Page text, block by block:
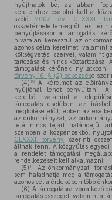
nyújthatók be, az abban
kérelemhez csatolni kell a
szóló 2007. évi CLXXXI.
összeférhetetlenségről és
benyújtásakor a támogatást
hivatalán keresztül az
azonos célra kérelmet, valamint
költségvetési szervei, valamint
tartozása és nincs köztartozása.
támogatást kérőnek
törvény 16. § (2) bekezdése
(4) 10
A kérelmet az
nyújtónál lehet benyújtani. A
keretből, valamint a
támogatás esetében az
megkötése előtt, ebben az
az önkormányzat, az
felé nincs lejárt határidejű
szemben a közpénzekből
CLXXXI. törvény
szerinti
állnak fenn. A közgyűlés egyedi
a rendelet támogatási
rendelkezéseit kell alkalmazni.
(5) 11
Az önkormányzati
sem haladhatja meg a
azonos célja érdekében több
(6) A támogatásra vonatkozó
támogatás összegét, valamint a